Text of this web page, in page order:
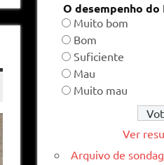
O desempenho
Muito bom
Bom
Suficiente
Mau
Muito mau
Ver
Arquivo de